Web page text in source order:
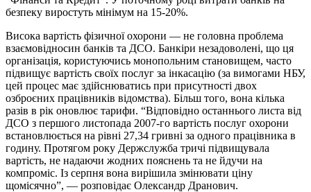
безпеку виростуть мінімум на 15-20%.
Висока вартість фізичної охорони — не головна проблема
взаємовідносин банків та ДСО. Банкіри незадоволені, що ця
організація, користуючись монопольним становищем, часто
підвищує вартість своїх послуг за інкасацію (за вимогами НБУ,
цей процес має здійснюватись при присутності двох
озброєних працівників відомства). Більш того, вона кілька
разів в рік оновлює тарифи. “Відповідно останнього листа від
ДСО з першого листопада 2007-го вартість послуг охорони
встановлюється на рівні 27,34 гривні за одного працівника в
годину. Протягом року Держслужба тричі підвищувала
вартість, не надаючи жодних пояснень та не йдучи на
компроміс. Із серпня вона вирішила змінювати ціну
щомісячно”, — розповідає Олександр Дранович.